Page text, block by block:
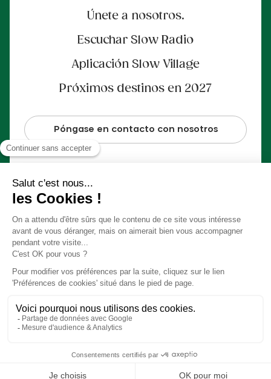
Únete a nosotros.
Escuchar Slow Radio
Aplicación Slow Village
Próximos destinos en 2027
Póngase en contacto con nosotros
Preferencias Cookies
Studio Meta